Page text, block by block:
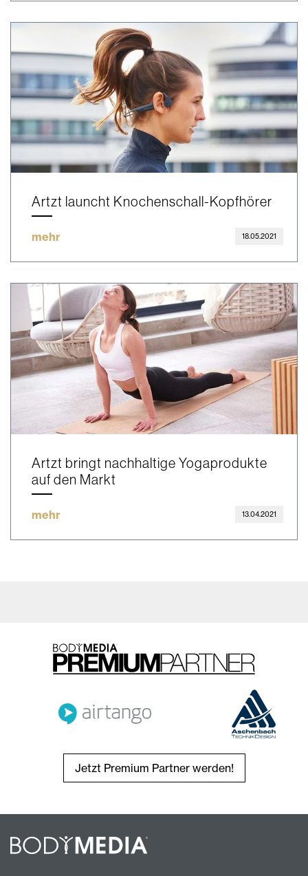
Artzt launcht Knochenschall-Kopfhörer
mehr 18.05.2021
Artzt bringt nachhaltige Yogaprodukte
auf den Markt
mehr 13.04.2021
Jetzt Premium Partner werden!